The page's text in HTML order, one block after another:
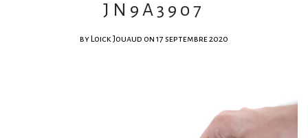
JN9A3907
by Loick Jouaud on 17 septembre 2020